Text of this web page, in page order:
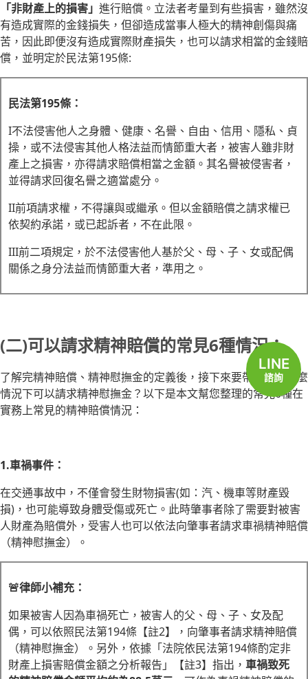
LINE
諮詢
「非財產上的損害」 進行賠償。立法者考量到有些損害，雖然沒
有造成實際的金錢損失，但卻造成當事人極大的精神創傷與痛
苦，因此即便沒有造成實際財產損失，也可以請求相當的金錢賠
償，並明定於民法第195條:
民法第195條：
I不法侵害他人之身體、健康、名譽、自由、信用、隱私、貞
操，或不法侵害其他人格法益而情節重大者，被害人雖非財
產上之損害，亦得請求賠償相當之金額。其名譽被侵害者，
並得請求回復名譽之適當處分。
II前項請求權，不得讓與或繼承。但以金額賠償之請求權已
依契約承諾，或已起訴者，不在此限。
III前二項規定，於不法侵害他人基於父、母、子、女或配偶
關係之身分法益而情節重大者，準用之。
(二)可以請求精神賠償的常見6種情況：
了解完精神賠償、精神慰撫金的定義後，接下來要帶您了解什麼
情況下可以請求精神慰撫金？以下是本文幫您整理的常見6種在
實務上常見的精神賠償情況：
1.車禍事件：
在交通事故中，不僅會發生財物損害(如：汽、機車等財產毀
損)，也可能導致身體受傷或死亡。此時肇事者除了需要對被害
人財產為賠償外，受害人也可以依法向肇事者請求車禍精神賠償
（精神慰撫金）。
🚨律師小補充：
如果被害人因為車禍死亡，被害人的父、母、子、女及配
偶，可以依照民法第194條【註2】，向肇事者請求精神賠償
（精神慰撫金）。另外，依據「法院依民法第194條酌定非
財產上損害賠償金額之分析報告」【註3】指出， 車禍致死